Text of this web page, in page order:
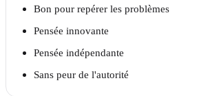
Bon pour repérer les problèmes
Pensée innovante
Pensée indépendante
Sans peur de l'autorité